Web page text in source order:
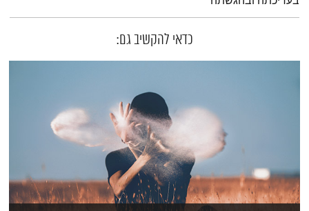
כדאי להקשיב גם: